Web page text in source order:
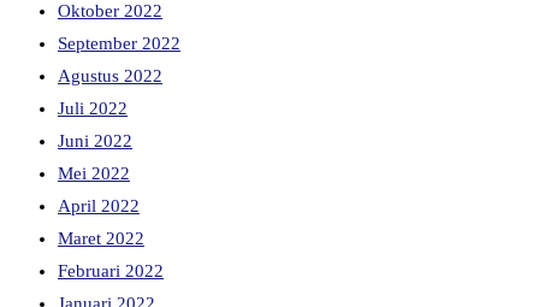
Oktober 2022
September 2022
Agustus 2022
Juli 2022
Juni 2022
Mei 2022
April 2022
Maret 2022
Februari 2022